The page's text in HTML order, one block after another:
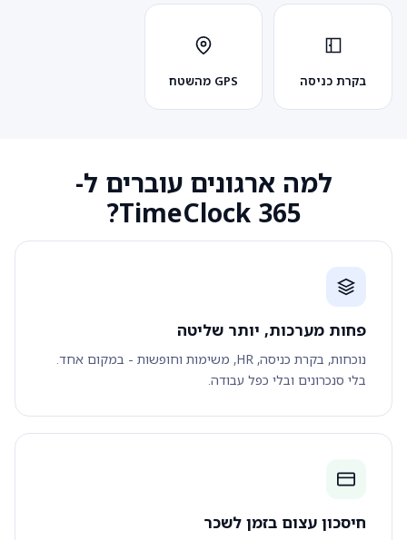
בקרת כניסה GPS מהשטח
למה ארגונים עוברים ל-
TimeClock 365?
פחות מערכות, יותר שליטה
נוכחות, בקרת כניסה, HR, משימות וחופשות - במקום אחד.
בלי סנכרונים ובלי כפל עבודה.
חיסכון עצום בזמן לשכר